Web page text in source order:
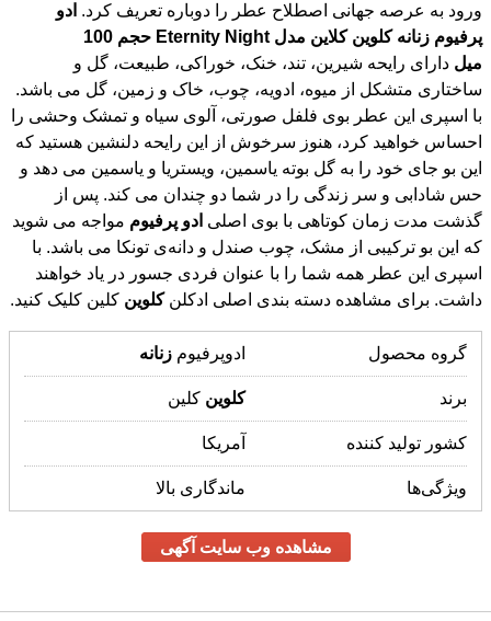
ورود به عرصه جهانی اصطلاح عطر را دوباره تعریف کرد. ادو
پرفیوم زنانه کلوین کلاین مدل Eternity Night حجم 100
میل دارای رایحه شیرین، تند، خنک، خوراکی، طبیعت، گل و
ساختاری متشکل از میوه، ادویه، چوب، خاک و زمین، گل می باشد.
با اسپری این عطر بوی فلفل صورتی، آلوی سیاه و تمشک وحشی را
احساس خواهید کرد، هنوز سرخوش از این رایحه دلنشین هستید که
این بو جای خود را به گل بوته یاسمین، ویستریا و یاسمین می دهد و
حس شادابی و سر زندگی را در شما دو چندان می کند. پس از
گذشت مدت زمان کوتاهی با بوی اصلی ادو پرفیوم مواجه می شوید
که این بو ترکیبی از مشک، چوب صندل و دانه‌ی تونکا می باشد. با
اسپری این عطر همه شما را با عنوان فردی جسور در یاد خواهند
داشت. برای مشاهده دسته بندی اصلی ادکلنکلوین کلین کلیک کنید.
گروه محصول ادوپرفیوم زنانه
برند کلوین کلین
کشور تولید کننده آمریکا
ویژگی‌ها ماندگاری بالا
مشاهده وب سایت آگهی